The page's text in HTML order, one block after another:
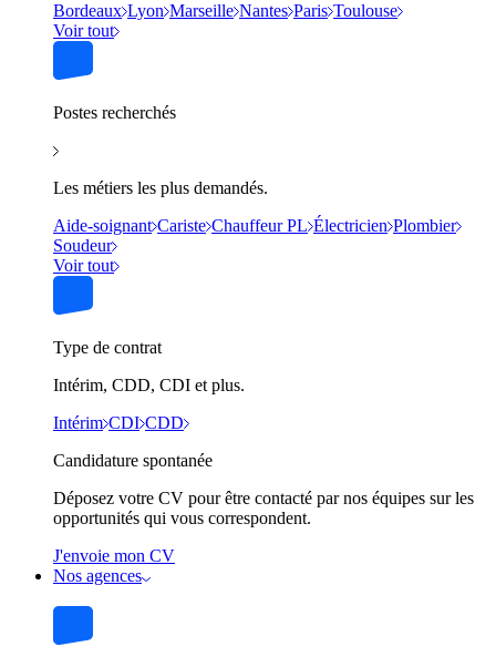
Bordeaux Lyon Marseille Nantes Paris Toulouse
Voir tout
Postes recherchés
Les métiers les plus demandés.
Aide-soignant Cariste Chauffeur PL Électricien Plombier
Soudeur
Voir tout
Type de contrat
Intérim, CDD, CDI et plus.
Intérim CDI CDD
Candidature spontanée
Déposez votre CV pour être contacté par nos équipes sur les
opportunités qui vous correspondent.
J'envoie mon CV
Nos agences